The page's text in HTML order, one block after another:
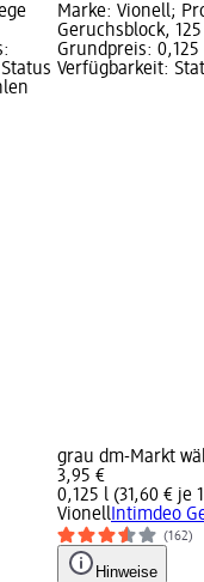
Marke: Vionell;
Geruchsblock,
Grundpreis: 0,125
Verfügbarkeit:
grau dm-Markt
3,95 €
0,125 l (31,60 € je
Vionell Intimdeo
(162)
Hinweise